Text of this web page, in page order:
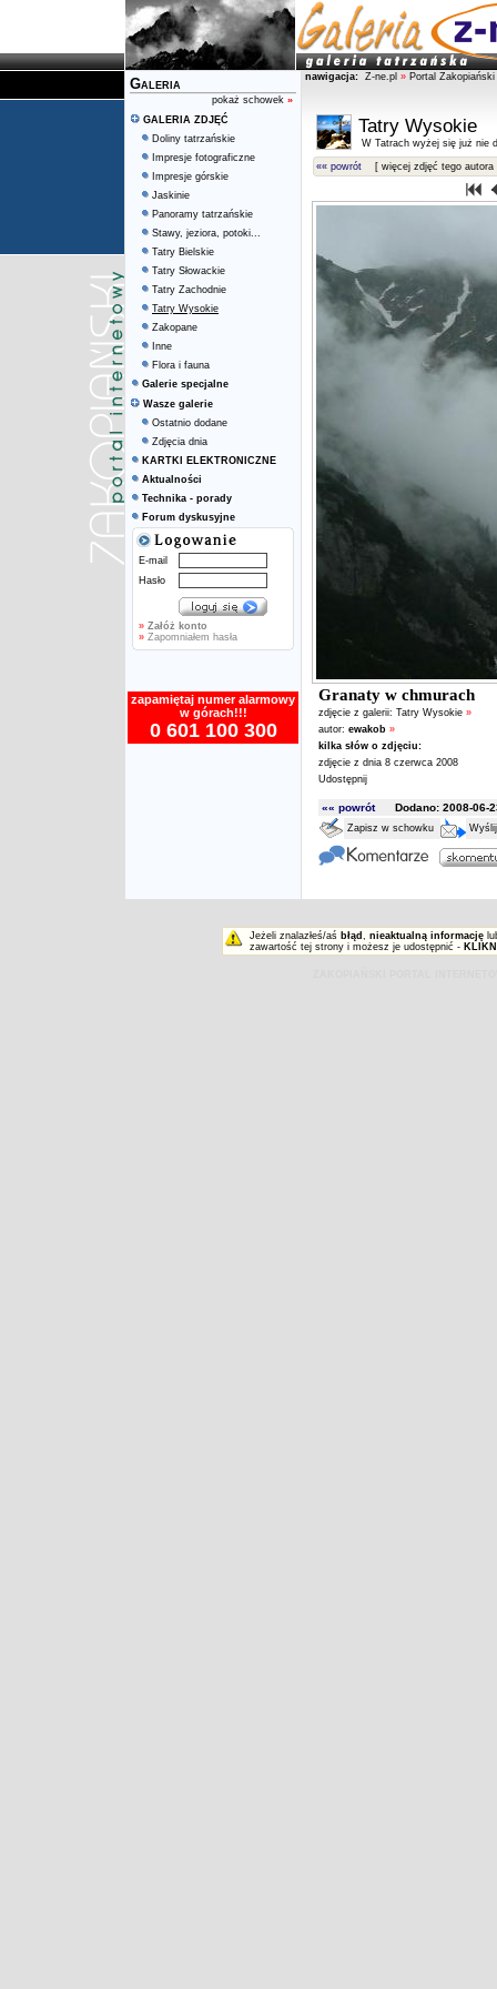
Galeria
pokaż schowek »
GALERIA ZDJĘĆ
Doliny tatrzańskie
Impresje fotograficzne
Impresje górskie
Jaskinie
Panoramy tatrzańskie
Stawy, jeziora, potoki...
Tatry Bielskie
Tatry Słowackie
Tatry Zachodnie
Tatry Wysokie
Zakopane
Inne
Flora i fauna
Galerie specjalne
Wasze galerie
Ostatnio dodane
Zdjęcia dnia
KARTKI ELEKTRONICZNE
Aktualności
Technika - porady
Forum dyskusyjne
E-mail
Hasło
» Załóż konto
» Zapomniałem hasła
zapamiętaj numer alarmowy
w górach!!!
0 601 100 300
nawigacja: Z-ne.pl » Portal Zakopiański
Tatry Wysokie
W Tatrach wyżej się już nie
«« powrót [ więcej zdjęć tego autora
Granaty w chmurach
zdjęcie z galerii: Tatry Wysokie »
autor: ewakob »
kilka słów o zdjęciu:
zdjęcie z dnia 8 czerwca 2008
Udostępnij
«« powrótDodano: 2008-06-
Zapisz w schowku
Jeżeli znalazłeś/aś błąd , nieaktualną informację
zawartość tej strony i możesz je udostępnić -